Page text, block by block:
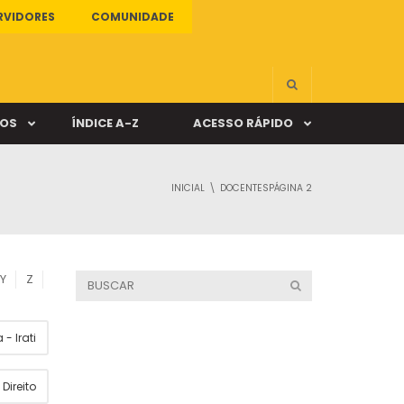
COMUNIDADE
ÍNDICE A-Z ACESSO RÁPIDO
INICIAL DOCENTESPÁGINA 2
Y Z
- Irati
Direito